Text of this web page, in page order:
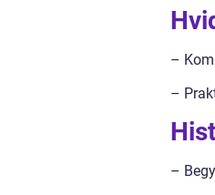
–
–
–